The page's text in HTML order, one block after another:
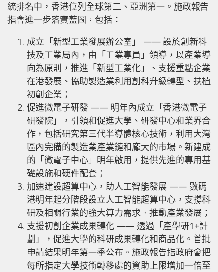
統排名中，香港位列全球第二、亞洲第一。施政報告
指會進一步落實藍圖，包括：
成立「新型工業發展辦公室」 —— 設於創新科
技及工業局內，由「工業專員」領導，以產業導
向為原則，推進「新型工業化」、支援重點企業
在港發展、協助製造業利用創科升級轉型、扶植
初創企業；
促進微電子研發 —— 明年內成立「香港微電子
研發院」，引領和促進大學、研發中心和業界合
作，包括研究第三代半導體核心技術，利用大灣
區內完備的製造業產業鏈和龐大的市場。新建成
的「微電子中心」明年啟用，提供先進的專用基
礎設施和硬件配套；
加速建設超算中心，助人工智能發展 —— 數碼
港明年起分階段設立人工智能超算中心，支撐科
研及相關行業的強大算力需求，推動產業發展；
支援初創企業成果轉化 —— 透過「產學研1+計
劃」，促進大學的科研成果轉化和商品化。首批
申請結果明年第一季公布。施政報告指政府會把
每所指定大學技術轉移處的資助上限增加一倍至